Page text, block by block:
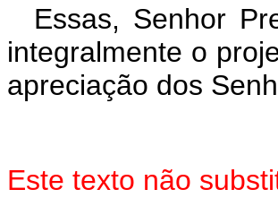
Essas, Senhor
integralmente o
apreciação dos
Este texto não